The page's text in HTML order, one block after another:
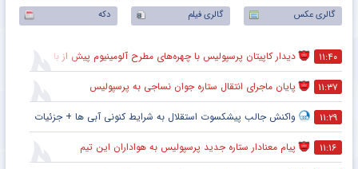
گالری عکس
گالری فیلم دکه
۱۱:۴۰ دیدار کاپیتان پرسپولیس با چهره‌های مطرح آلومینیوم پیش از بازی
۱۱:۳۷ پایان ماجرای انتقال ستاره جوان نساجی به پرسپولیس
۱۱:۲۹ واکنش جالب پیشکسوت استقلال به شرایط کنونی آبی ها + جزئیات
۱۱:۱۶ پیام معنادار ستاره جدید پرسپولیس به هواداران این تیم